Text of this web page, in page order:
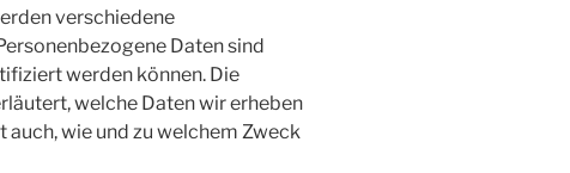
verschiedene
Daten sind
werden können. Die
welche Daten wir erheben
wie und zu welchem Zweck